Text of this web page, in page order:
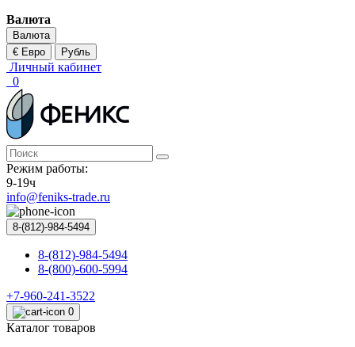
Валюта
Валюта
€ Евро
Рубль
Личный кабинет
0
Режим работы:
9-19ч
info@feniks-trade.ru
8-(812)-984-5494
8-(812)-984-5494
8-(800)-600-5994
+7-960-241-3522
0
Каталог товаров